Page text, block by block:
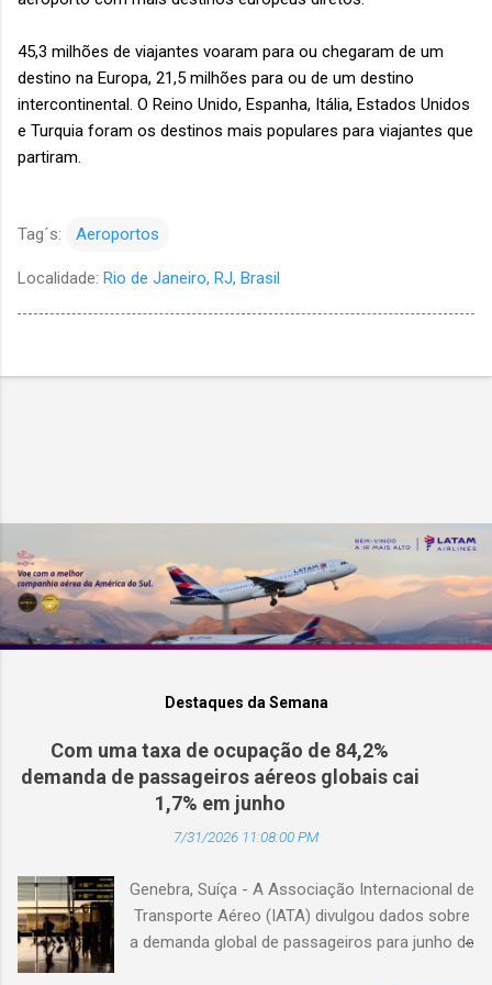
45,3 milhões de viajantes voaram para ou chegaram de um
destino na Europa, 21,5 milhões para ou de um destino
intercontinental. O Reino Unido, Espanha, Itália, Estados Unidos
e Turquia foram os destinos mais populares para viajantes que
partiram.
Tag´s: Aeroportos
Localidade: Rio de Janeiro, RJ, Brasil
Destaques da Semana
Com uma taxa de ocupação de 84,2%
demanda de passageiros aéreos globais cai
1,7% em junho
7/31/2026 11:08:00 PM
Genebra, Suíça - A Associação Internacional de
Transporte Aéreo (IATA) divulgou dados sobre
a demanda global de passageiros para junho de